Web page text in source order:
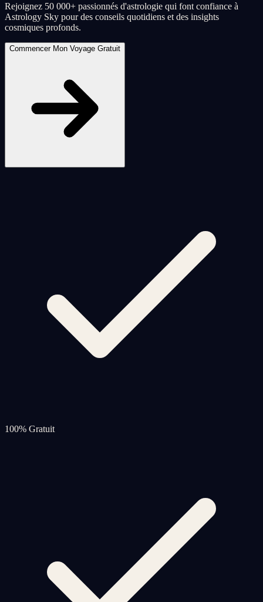
Rejoignez 50 000+ passionnés d'astrologie qui font confiance à
Astrology Sky pour des conseils quotidiens et des insights
cosmiques profonds.
Commencer Mon Voyage Gratuit
100% Gratuit